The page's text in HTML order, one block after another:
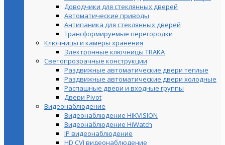
Доводчики для стеклянных дверей
Автоматические приводы
Антипаника для стеклянных дверей
Трансформируемые перегородки
Ключницы и камеры хранения
Электронные ключницы TRAKA
Светопрозрачные конструкции
Раздвижные автоматические двери теплые
Раздвижные автоматические двери холодные
Распашные двери и входные группы
Двери Pivot
Видеонаблюдение
Видеонаблюдение HIKVISION
Видеонаблюдение HiWatch
IP видеонаблюдение
HD CVI видеонаблюдение